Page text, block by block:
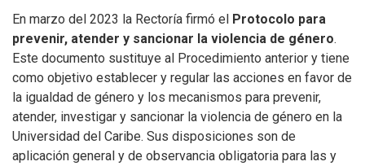
En marzo del 2023 la Rectoría firmó el Protocolo para
prevenir, atender y sancionar la violencia de género.
Este documento sustituye al Procedimiento anterior y tiene
como objetivo establecer y regular las acciones en favor de
la igualdad de género y los mecanismos para prevenir,
atender, investigar y sancionar la violencia de género en la
Universidad del Caribe. Sus disposiciones son de
aplicación general y de observancia obligatoria para las y